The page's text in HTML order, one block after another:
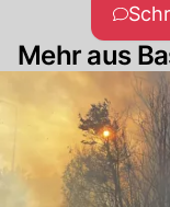
Mehr aus